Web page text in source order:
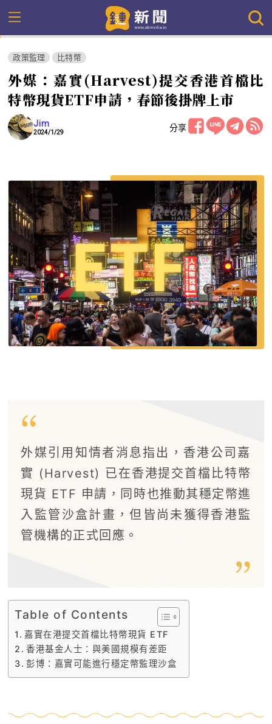
政策監理 比特幣
外媒：嘉實(Harvest)提交香港首檔比
特幣現貨ETF申請，春節後掛牌上市
Jim
2024/1/29 分享
外媒引用知情者消息指出，香港公司嘉
實 (Harvest) 已在香港提交首檔比特幣
現貨 ETF 申請，同時也推動其穩定幣進
入監管沙盒計畫，但皆尚未獲得香港監
管機構的正式回應。
Table of Contents
嘉實在港提交首檔比特幣現貨 ETF
香港基金人士：與美國規模有差距
彭博：嘉實可能進行穩定幣監理沙盒